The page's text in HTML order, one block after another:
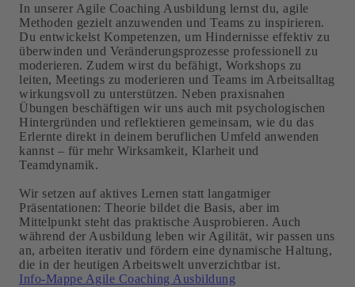
In unserer Agile Coaching Ausbildung lernst du, agile
Methoden gezielt anzuwenden und Teams zu inspirieren.
Du entwickelst Kompetenzen, um Hindernisse effektiv zu
überwinden und Veränderungsprozesse professionell zu
moderieren. Zudem wirst du befähigt, Workshops zu
leiten, Meetings zu moderieren und Teams im Arbeitsalltag
wirkungsvoll zu unterstützen. Neben praxisnahen
Übungen beschäftigen wir uns auch mit psychologischen
Hintergründen und reflektieren gemeinsam, wie du das
Erlernte direkt in deinem beruflichen Umfeld anwenden
kannst – für mehr Wirksamkeit, Klarheit und
Teamdynamik.
Wir setzen auf aktives Lernen statt langatmiger
Präsentationen: Theorie bildet die Basis, aber im
Mittelpunkt steht das praktische Ausprobieren. Auch
während der Ausbildung leben wir Agilität, wir passen uns
an, arbeiten iterativ und fördern eine dynamische Haltung,
die in der heutigen Arbeitswelt unverzichtbar ist.
Info-Mappe Agile Coaching Ausbildung